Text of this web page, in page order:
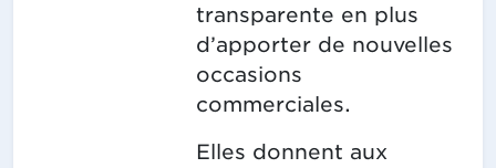
transparente en plus
d’apporter de nouvelles
occasions
commerciales.
Elles donnent aux